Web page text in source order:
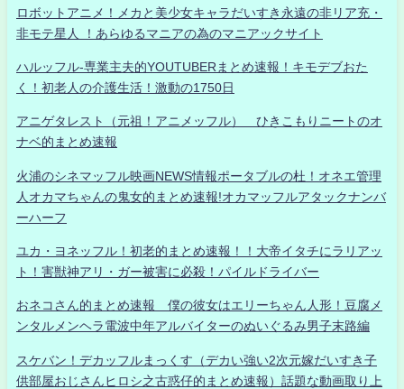
ロボットアニメ！メカと美少女キャラだいすき永遠の非リア充・
非モテ星人 ！あらゆるマニアの為のマニアックサイト
ハルッフル-専業主夫的YOUTUBERまとめ速報！キモデブおた
く！初老人の介護生活！激動の1750日
アニゲタレスト（元祖！アニメッフル） ひきこもりニートのオ
ナベ的まとめ速報
火浦のシネマッフル映画NEWS情報ポータブルの杜！オネエ管理
人オカマちゃんの鬼女的まとめ速報!オカマッフルアタックナンバ
ーハーフ
ユカ・ヨネッフル！初老的まとめ速報！！大帝イタチにラリアッ
ト！害獣神アリ・ガー被害に必殺！パイルドライバー
おネコさん的まとめ速報 僕の彼女はエリーちゃん人形！豆腐メ
ンタルメンヘラ電波中年アルバイターのぬいぐるみ男子末路編
スケバン！デカッフルまっくす（デカい強い2次元嫁だいすき子
供部屋おじさんヒロシ之古惑仔的まとめ速報）話題な動画取り上